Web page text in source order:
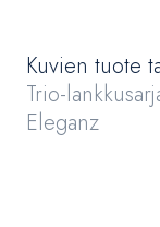
Kuvien tuote
Trio-
Eleganz